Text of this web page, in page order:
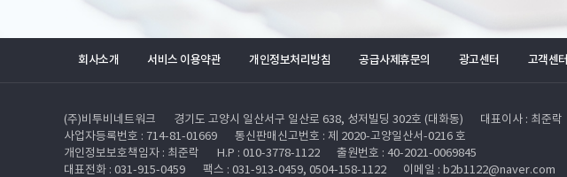
회사소개 서비스 이용약관 개인정보처리방침 공급사제휴문의 광고센터 고객센터
(주)비투비네트워크 경기도 고양시 일산서구 일산로 638, 성저빌딩 302호 (대화동)
대표이사 : 최준락
사업자등록번호 : 714-81-01669
통신판매신고번호 : 제 2020-고양일산서-0216 호
개인정보보호책임자 : 최준락
H.P : 010-3778-1122
출원번호 : 40-2021-0069845
대표전화 : 031-915-0459
팩스 : 031-913-0459, 0504-158-1122 이메일 : b2b1122@naver.com